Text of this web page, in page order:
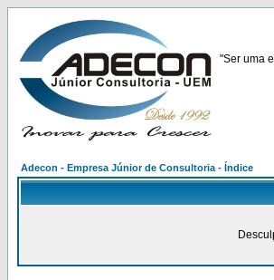
"Ser uma
Adecon - Empresa Júnior de Consultoria - Índice